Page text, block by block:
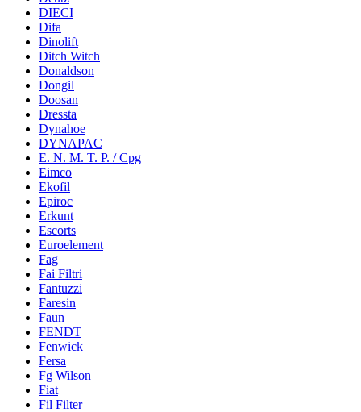
DIECI
Difa
Dinolift
Ditch Witch
Donaldson
Dongil
Doosan
Dressta
Dynahoe
DYNAPAC
E. N. M. T. P. / Cpg
Eimco
Ekofil
Epiroc
Erkunt
Escorts
Euroelement
Fag
Fai Filtri
Fantuzzi
Faresin
Faun
FENDT
Fenwick
Fersa
Fg Wilson
Fiat
Fil Filter